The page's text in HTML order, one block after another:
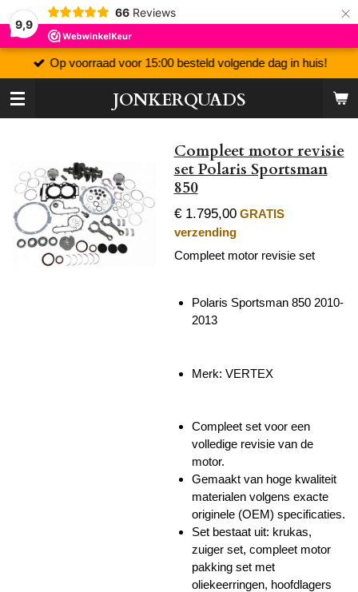
9,9
66 Reviews ×
JONKERQUADS
Op voorraad voor 15:00 besteld volgende dag in huis!
Compleet motor revisie
set Polaris Sportsman
850
€ 1.795,00 GRATIS
verzending
Compleet motor revisie set
Polaris Sportsman 850 2010-
2013
Merk: VERTEX
Compleet set voor een
volledige revisie van de
motor.
Gemaakt van hoge kwaliteit
materialen volgens exacte
originele (OEM) specificaties.
Set bestaat uit: krukas,
zuiger set, compleet motor
pakking set met
oliekeerringen, hoofdlagers